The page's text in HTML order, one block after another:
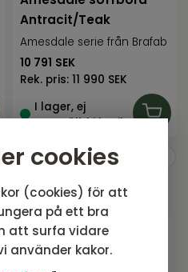
cookies
(cookies) för att
på ett bra
att surfa vidare
använder kakor.
Antracit/Teak
Amesdale serie från Brafab
10 791 SEK
Rek. pris: 11 990 SEK
I lager, ej
uppställd i butik